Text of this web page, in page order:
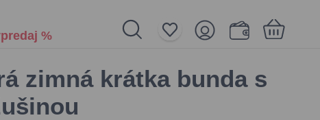
%
Nákupný košík je prázdny
zimná krátka bunda s